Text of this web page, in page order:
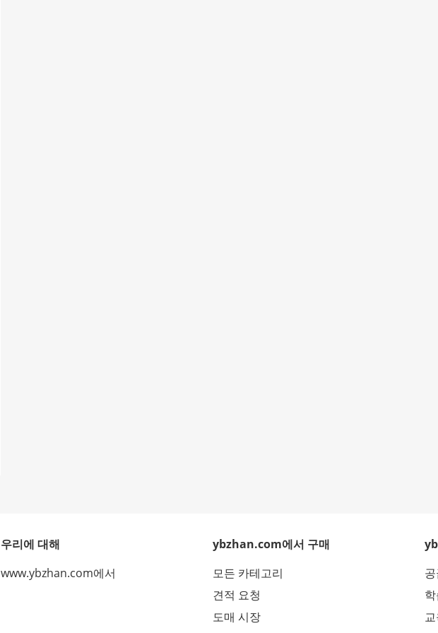
우리에 대해
www.ybzhan.com에서
ybzhan.com에서 구매
모든 카테고리
견적 요청
도매 시장